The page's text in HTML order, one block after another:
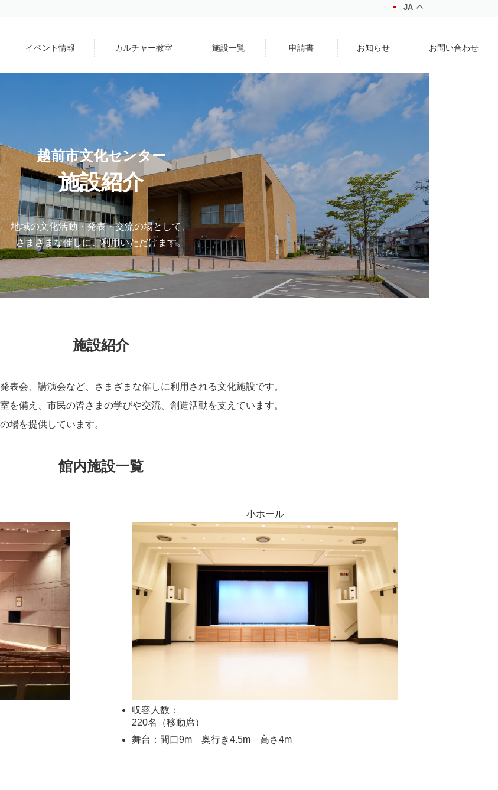
JA
イベント情報 カルチャー教室 施設一覧 申請書 お知らせ お問い合わせ
越前市文化センター
施設紹介
地域の文化活動・発表・交流の場として、
さまざまな催しにご利用いただけます。
施設紹介
表会、講演会など、さまざまな催しに利用される文化施設です。
を備え、市民の皆さまの学びや交流、創造活動を支えています。
場を提供しています。
館内施設一覧
小ホール
収容人数：
220名（移動席）
舞台：間口9m 奥行き4.5m 高さ4m